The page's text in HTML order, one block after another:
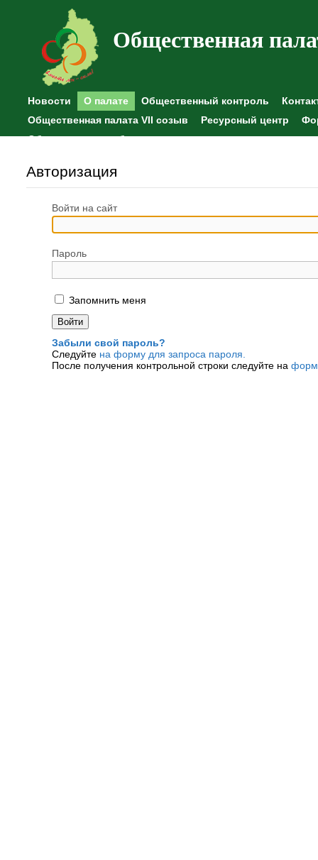
Общественная
Новости О палате Общественный контроль
Общественная палата VII созыв
Ресурсный центр
Общественные наблюдения
Авторизация
Войти на сайт
Пароль
Запомнить меня
Забыли свой пароль?
Следуйте на форму для запроса пароля.
После получения контрольной строки следуйте на